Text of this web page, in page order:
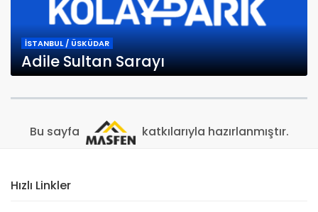
İSTANBUL / ÜSKÜDAR
Adile Sultan Sarayı
Bu sayfa katkılarıyla hazırlanmıştır.
Hızlı Linkler